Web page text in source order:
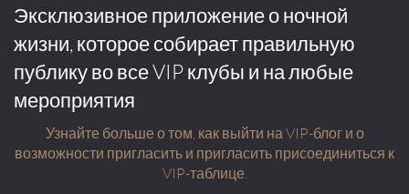
Эксклюзивное приложение о ночной
жизни, которое собирает правильную
публику во все VIP клубы и на любые
мероприятия
Узнайте больше о том, как выйти на VIP-блог и о
возможности пригласить и пригласить присоединиться к
VIP-таблице.